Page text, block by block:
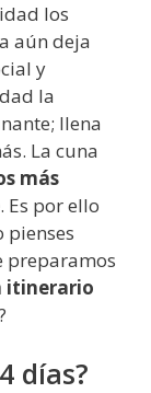
los
aún deja
y
la
llena
La cuna
más
. Es por ello
pienses
preparamos
itinerario
días?